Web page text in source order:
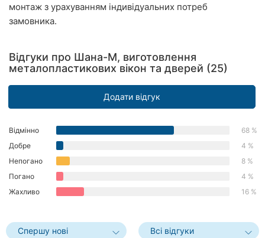
Херсон
Чернігів
Суми
Франківськ
Ужгород
монтаж з урахуванням індивідуальних потреб
замовника.
Відгуки про Шана-М, виготовлення
металопластикових вікон та дверей (25)
Додати відгук
Відмінно
68 %
Добре
4 %
Непогано
8 %
Погано
4 %
Жахливо
16 %
Спершу нові Всі відгуки